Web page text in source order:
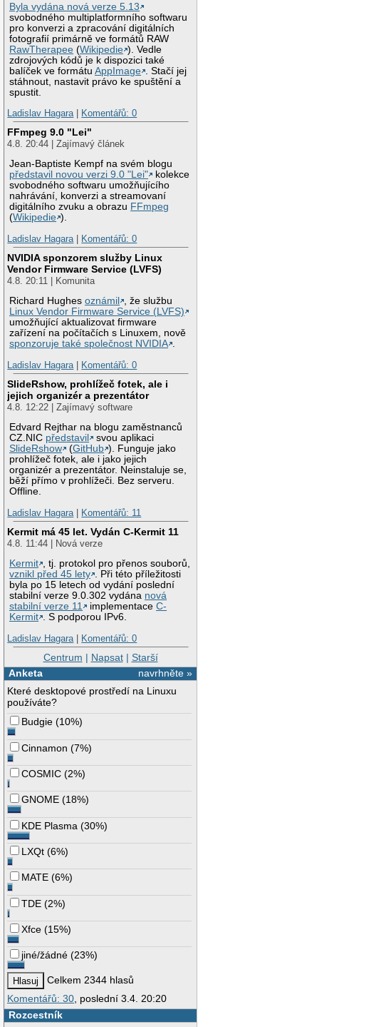
Byla vydána nová verze 5.13
svobodného multiplatformního softwaru
pro konverzi a zpracování digitálních
fotografií primárně ve formátů RAW
RawTherapee (Wikipedie ). Vedle
zdrojových kódů je k dispozici také
balíček ve formátuAppImage
. Stačí jej
stáhnout, nastavit právo ke spuštění a
spustit.
Ladislav Hagara| Komentářů: 0
FFmpeg 9.0 "Lei"
4.8. 20:44 | Zajímavý článek
Jean-Baptiste Kempf na svém blogu
představil novou verzi 9.0 "Lei"
kolekce
svobodného softwaru umožňujícího
nahrávání, konverzi a streamovaní
digitálního zvuku a obrazu FFmpeg
(Wikipedie ).
Ladislav Hagara| Komentářů: 0
NVIDIA sponzorem služby Linux
Vendor Firmware Service (LVFS)
4.8. 20:11 | Komunita
Richard Hughesoznámil
, že službu
Linux Vendor Firmware Service (LVFS)
umožňující aktualizovat firmware
zařízení na počítačích s Linuxem, nově
sponzoruje také společnost NVIDIA .
Ladislav Hagara| Komentářů: 0
SlideRshow, prohlížeč fotek, ale i
jejich organizér a prezentátor
4.8. 12:22 | Zajímavý software
Edvard Rejthar na blogu zaměstnanců
CZ.NIC představil
svou aplikaci
SlideRshow
(GitHub ). Funguje jako
prohlížeč fotek, ale i jako jejich
organizér a prezentátor. Neinstaluje se,
běží přímo v prohlížeči. Bez serveru.
Offline.
Ladislav Hagara| Komentářů: 11
Kermit má 45 let. Vydán C-Kermit 11
4.8. 11:44 | Nová verze
Kermit , tj. protokol pro přenos souborů,
vznikl před 45 lety . Při této příležitosti
byla po 15 letech od vydání poslední
stabilní verze 9.0.302 vydána nová
stabilní verze 11
implementaceC-
Kermit . S podporou IPv6.
Ladislav Hagara| Komentářů: 0
Centrum | Napsat| Starší
navrhněte »
Anketa
Které desktopové prostředí na Linuxu
používáte?
Budgie (10%)
Cinnamon (7%)
COSMIC (2%)
GNOME (18%)
KDE Plasma (30%)
LXQt (6%)
MATE (6%)
TDE (2%)
Xfce (15%)
jiné/žádné (23%)
Celkem 2344 hlasů
Komentářů: 30 , poslední 3.4. 20:20
Rozcestník